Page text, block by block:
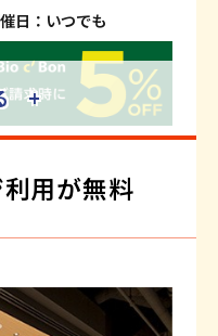
日：いつでも
求時に最大2％OFF
+
用が無料